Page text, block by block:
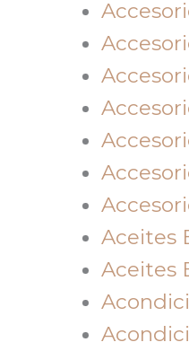
Aceites
Aceites